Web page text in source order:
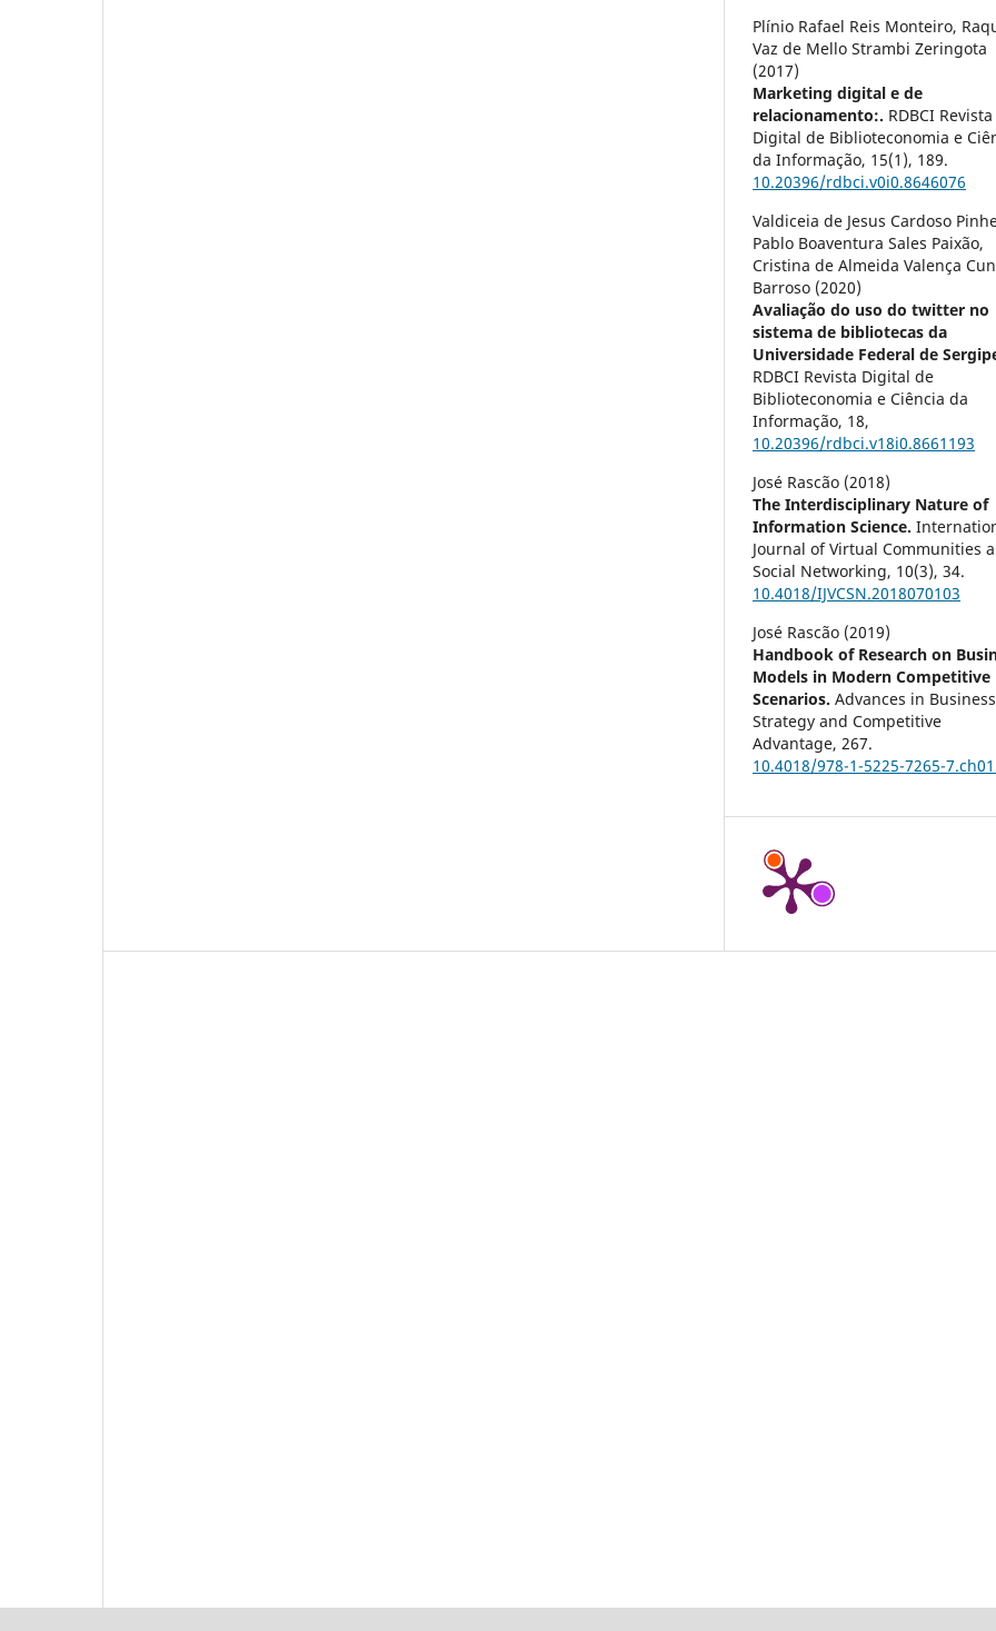
Plínio Rafael Reis Monteiro,
Vaz de Mello Strambi Zeringota
(2017)
Marketing digital e de
relacionamento:. RDBCI Revista
Digital de Biblioteconomia e
da Informação, 15(1), 189.
10.20396/rdbci.v0i0.8646076
Valdiceia de Jesus Cardoso
Pablo Boaventura Sales Paixão,
Cristina de Almeida Valença
Barroso (2020)
Avaliação do uso do twitter no
sistema de bibliotecas da
Universidade Federal de
RDBCI Revista Digital de
Biblioteconomia e Ciência da
Informação, 18,
10.20396/rdbci.v18i0.8661193
José Rascão (2018)
The Interdisciplinary Nature of
Information Science.
Journal of Virtual Communities
Social Networking, 10(3),34.
10.4018/IJVCSN.2018070103
José Rascão (2019)
Handbook of Research on
Models in Modern Competitive
Scenarios.Advances in Business
Strategy and Competitive
Advantage,267.
10.4018/978-1-5225-7265-